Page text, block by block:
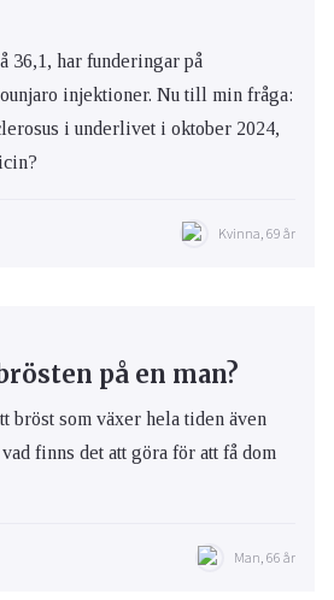
36,1, har funderingar på
injektioner. Nu till min fråga:
i underlivet i oktober 2024,
Kvinna, 69 år
på en man?
bröst som växer hela tiden även
finns det att göra för att få dom
Man, 66 år